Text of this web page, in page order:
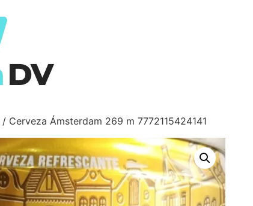
/ Cerveza Ámsterdam 269 m 7772115424141